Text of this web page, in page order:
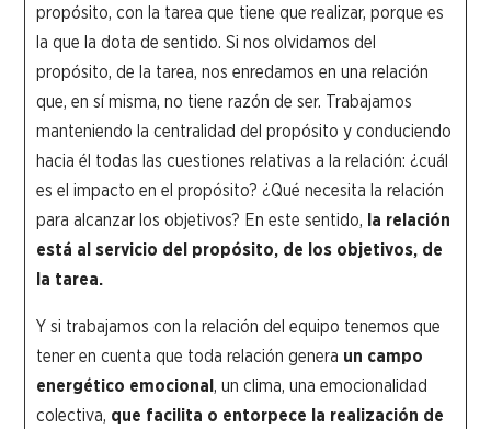
propósito, con la tarea que tiene que realizar, porque es
la que la dota de sentido. Si nos olvidamos del
propósito, de la tarea, nos enredamos en una relación
que, en sí misma, no tiene razón de ser. Trabajamos
manteniendo la centralidad del propósito y conduciendo
hacia él todas las cuestiones relativas a la relación: ¿cuál
es el impacto en el propósito? ¿Qué necesita la relación
para alcanzar los objetivos? En este sentido, la relación
está al servicio del propósito, de los objetivos, de
la tarea.
Y si trabajamos con la relación del equipo tenemos que
tener en cuenta que toda relación genera un campo
energético emocional, un clima, una emocionalidad
colectiva, que facilita o entorpece la realización de